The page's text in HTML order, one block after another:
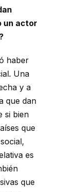
un actor
haber
Una
y a
que dan
si bien
que
es
que